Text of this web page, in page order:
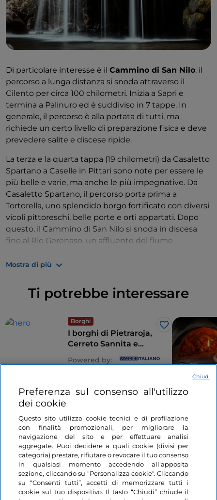
A circa un chilometro da Casaletto Spartano, il
fiume
Bussentino
si trasforma in una pittoresca
cascata
chiamataCapellidi Venere
. Seguendo un piccolo
sentiero che parte dal paese, si raggiunge questo
luogo fiabesco caratterizzato da un incantevole
Secondo laleggenda, la dea Venere, dea dell'amore
e della bellezza, amava rilassarsi all'ombra
rinfrescante della cascata nelle calde giornate estive.
Ascoltando i suoni della natura, spesso si
addormentava. Un giorno, un pastore con il suo
gregge passò di lì e si innamorò immediatamente
totalmente ossessionato dai suoi lunghi capelli
dorati. Sapeva di non poterla avere, ma voleva
almeno avere una ciocca dei suoi capelli. Così una
notte tagliò una ciocca di capelli che svegliò la dea. Il
pastore cercò di fuggire, ma i capelli si trasformarono
in acqua che saliva sempre più in alto e il ladro
cominciò ad annegare. La dea, però, non era una
donna cattiva. Lo trasformò in una pianta nata dai
cascate. È così che le cascate hanno preso il nome di
Capelvenere, in inglesemaidenhair fern, che cresce
rigogliosa intorno alle cascate.
Di particolare interesse è il Cammino di San Nilo: il
percorso a lunga distanza si snoda attraverso il
Cilento per circa 100 chilometri. Inizia a Sapri e
termina a Palinuro ed è suddiviso in 7 tappe. In
generale, il percorso è alla portata di tutti, ma
richiede un certo livello di preparazione fisica e deve
prevedere salite e discese ripide.
La terza e la quarta tappa (19 chilometri) da Casaletto
Spartano a Caselle in Pittari sono note per essere le
più belle e varie, ma anche le più impegnative. Da
Casaletto Spartano, il percorso porta prima a
Tortorella, uno splendido borgo fortificato con diversi
vicoli pittoreschi, belle porte e orti appartati. Dopo
questo, il Cammino di San Nilo si snoda in discesa
fino al Rio Gerenaso, un affluente del fiume
Morigerati. Da qui, la quarta tappa porta fino all'Oasi
prima di riprendere il cammino verso Caselle in
Informazioni utili
Periodo migliore per visitarlo:Generalmente
Casaletto Spartano dà il meglio di sé da aprile a
giugno e da settembre a ottobre. I mesi estivi sono
sono più abbondanti.
Come arrivare:La città più vicina è Napoli. Da Napoli
si può prendere il treno per Sapri e poi l'autobus per
Casaletto Spartano che passa due volte al giorno. Ma
il modo migliore per vivere il Cilento è noleggiare
un'auto.
Articolo redatto sull’esperienza di Nina Soentgerath -
reisehappen.de
Mostra di più
Ti potrebbe interessare
Borghi
Like
I borghi di Pietraroja,
Cerreto Sannita e
Campania
Powered by:
Informazioni sul sito
Link Utili
Preferenza sul consenso all'utilizzo
dei cookie
Questo sito utilizza cookie tecnici e di profilazione
con finalità promozionali, per migliorare la
navigazione del sito e per effettuare analisi
aggregate. Puoi decidere a quali cookie (divisi per
categoria) prestare, rifiutare o revocare il tuo consenso
in qualsiasi momento accedendo all'apposita
sezione, cliccando su "Personalizza cookie". Cliccando
su “Consenti tutti”, accetti di memorizzare tutti i
cookie sul tuo dispositivo. Il tasto “Chiudi” chiude il
Chiudi